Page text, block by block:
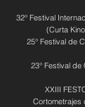
32° Festival
(Curta
25° Festival de
23° Festival de
XXIII
Cortometrajes